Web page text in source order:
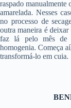
raspado manualmente
amarelada. Nesses
no processo de
outra maneira é
faz lá pelo mês de
homogenia. Começa
transformá-lo em cuia.